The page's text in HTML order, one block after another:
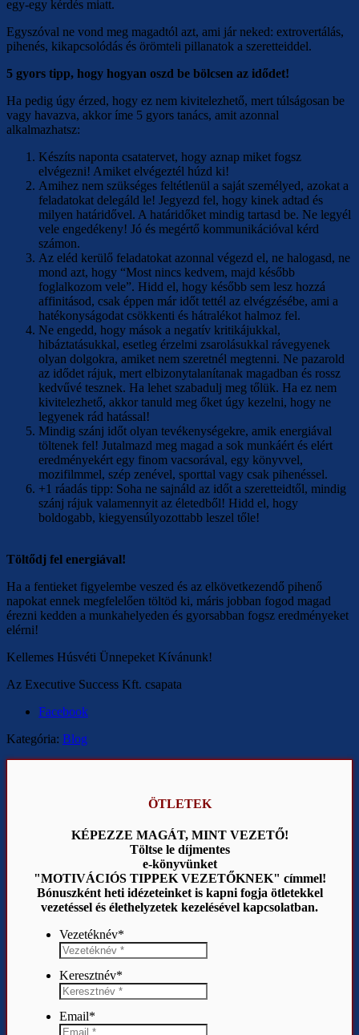
egy-egy kérdés miatt.
Egyszóval ne vond meg magadtól azt, ami jár neked: extrovertálás,
pihenés, kikapcsolódás és örömteli pillanatok a szeretteiddel.
5 gyors tipp, hogy hogyan oszd be bölcsen az idődet!
Ha pedig úgy érzed, hogy ez nem kivitelezhető, mert túlságosan be
vagy havazva, akkor íme 5 gyors tanács, amit azonnal
alkalmazhatsz:
Készíts naponta csatatervet, hogy aznap miket fogsz
elvégezni! Amiket elvégeztél húzd ki!
Amihez nem szükséges feltétlenül a saját személyed, azokat a
feladatokat delegáld le! Jegyezd fel, hogy kinek adtad és
milyen határidővel. A határidőket mindig tartasd be. Ne legyél
vele engedékeny! Jó és megértő kommunikációval kérd
számon.
Az eléd kerülő feladatokat azonnal végezd el, ne halogasd, ne
mond azt, hogy “Most nincs kedvem, majd később
foglalkozom vele”. Hidd el, hogy később sem lesz hozzá
affinitásod, csak éppen már időt tettél az elvégzésébe, ami a
hatékonyságodat csökkenti és hátralékot halmoz fel.
Ne engedd, hogy mások a negatív kritikájukkal,
hibáztatásukkal, esetleg érzelmi zsarolásukkal rávegyenek
olyan dolgokra, amiket nem szeretnél megtenni. Ne pazarold
az idődet rájuk, mert elbizonytalanítanak magadban és rossz
kedvűvé tesznek. Ha lehet szabadulj meg tőlük. Ha ez nem
kivitelezhető, akkor tanuld meg őket úgy kezelni, hogy ne
legyenek rád hatással!
Mindig szánj időt olyan tevékenységekre, amik energiával
töltenek fel! Jutalmazd meg magad a sok munkáért és elért
eredményekért egy finom vacsorával, egy könyvvel,
mozifilmmel, szép zenével, sporttal vagy csak pihenéssel.
+1 ráadás tipp: Soha ne sajnáld az időt a szeretteidtől, mindig
szánj rájuk valamennyit az életedből! Hidd el, hogy
boldogabb, kiegyensúlyozottabb leszel tőle!
Töltődj fel energiával!
Ha a fentieket figyelembe veszed és az elkövetkezendő pihenő
napokat ennek megfelelően töltöd ki, máris jobban fogod magad
érezni kedden a munkahelyeden és gyorsabban fogsz eredményeket
elérni!
Kellemes Húsvéti Ünnepeket Kívánunk!
Az Executive Success Kft. csapata
Facebook
Kategória: Blog
ÖTLETEK
KÉPEZZE MAGÁT, MINT VEZETŐ!
Töltse le díjmentes
e-könyvünket
"MOTIVÁCIÓS TIPPEK VEZETŐKNEK" címmel!
Bónuszként heti idézeteinket is kapni fogja ötletekkel
vezetéssel és élethelyzetek kezelésével kapcsolatban.
Vezetéknév*
Keresztnév*
Email*